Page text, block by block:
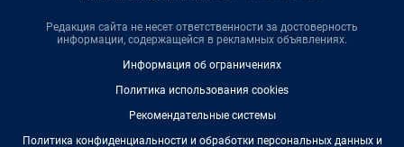
Редакция сайта не несет ответственности за достоверность
информации, содержащейся в рекламных объявлениях.
Информация об ограничениях
Политика использования cookies
Рекомендательные системы
Политика конфиденциальности и обработки персональных данных и